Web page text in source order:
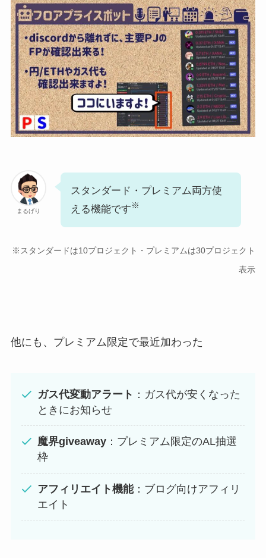
まるげり
スタンダード・プレミアム両方使
える機能です※
※スタンダードは10プロジェクト・プレミアムは30プロジェクト
表示
他にも、プレミアム限定で最近加わった
ガス代変動アラート ：ガス代が安くなった
ときにお知らせ
魔界giveaway：プレミアム限定のAL抽選
枠
アフィリエイト機能：ブログ向けアフィリ
エイト